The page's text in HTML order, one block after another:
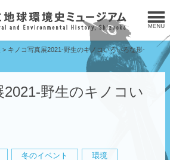
> キノコ写真展2021-野生のキノコいろいろな形-
野生のキノコい
冬のイベント 環境